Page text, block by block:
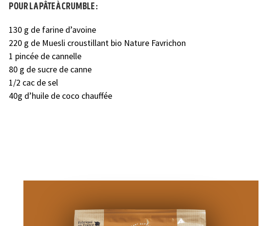
pour la pâte à crumble :
130 g de farine d’avoine
220 g de Muesli croustillant bio Nature Favrichon
1 pincée de cannelle
80 g de sucre de canne
1/2 cac de sel
40g d’huile de coco chauffée